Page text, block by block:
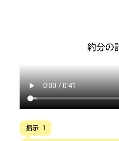
指示 . 1